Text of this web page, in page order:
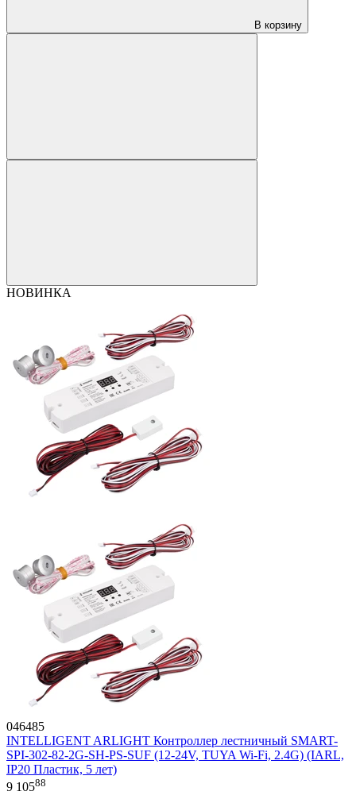
В корзину
НОВИНКА
046485
INTELLIGENT ARLIGHT Контроллер лестничный SMART-
SPI-302-82-2G-SH-PS-SUF (12-24V, TUYA Wi-Fi, 2.4G) (IARL,
IP20 Пластик, 5 лет)
9 10588